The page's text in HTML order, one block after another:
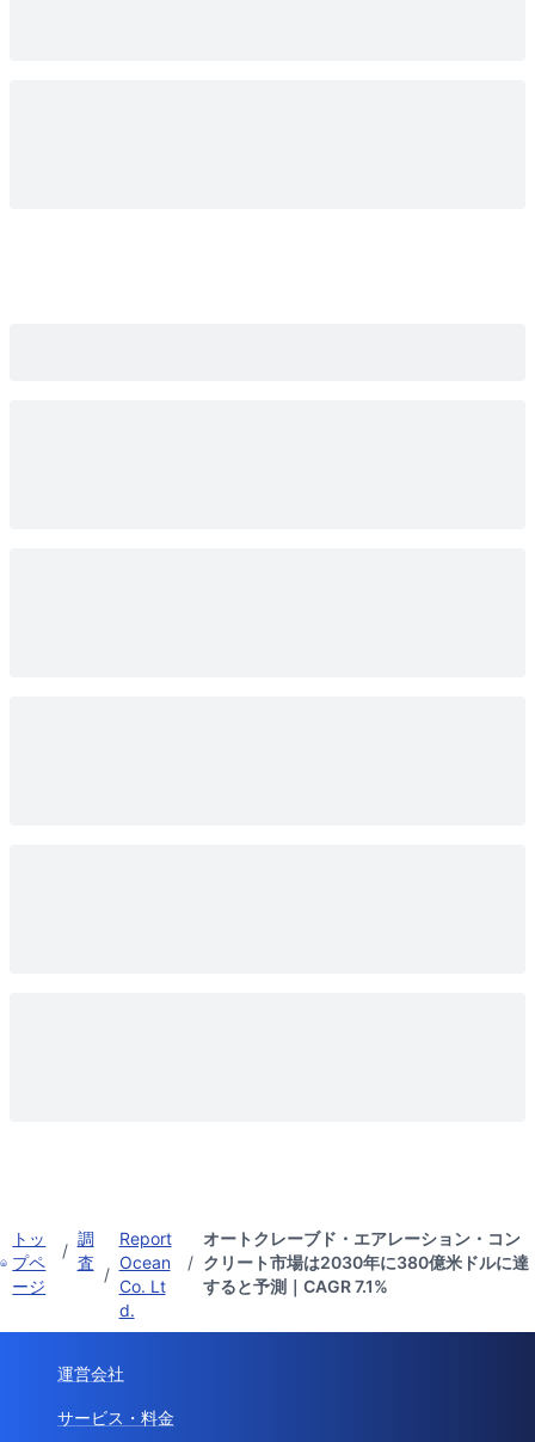
トッ
プペ
ージ
/
調
査
/
Report
Ocean
Co. Lt
d.
/
オートクレーブド・エアレーション・コン
クリート市場は2030年に380億米ドルに達
すると予測｜CAGR 7.1%
運営会社
サービス・料金